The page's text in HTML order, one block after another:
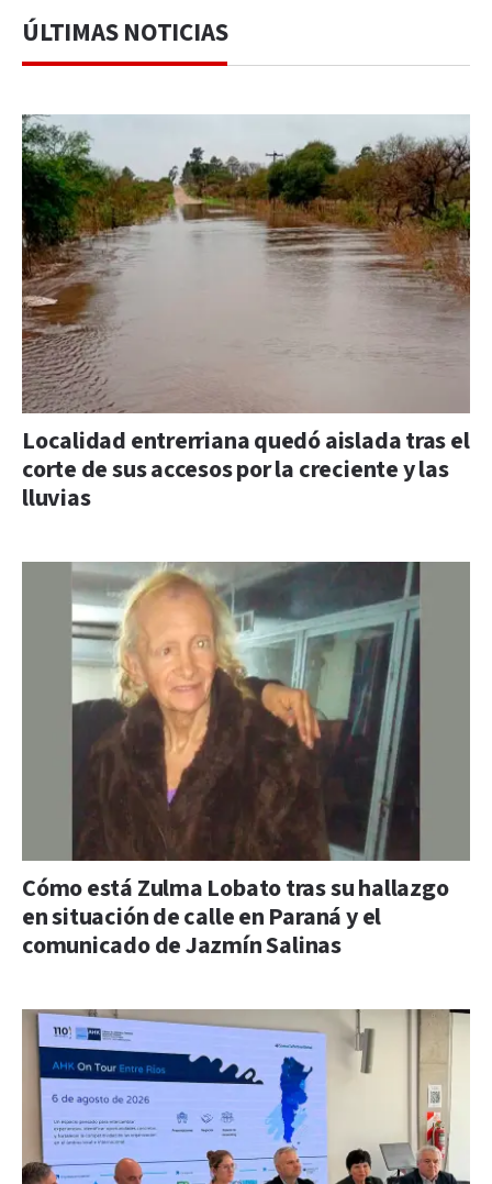
ÚLTIMAS NOTICIAS
Localidad entrerriana quedó aislada tras el
corte de sus accesos por la creciente y las
lluvias
Cómo está Zulma Lobato tras su hallazgo
en situación de calle en Paraná y el
comunicado de Jazmín Salinas